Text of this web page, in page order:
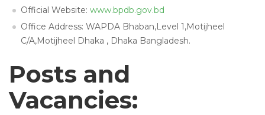
Official Website: www.bpdb.gov.bd
Office Address: WAPDA Bhaban,Level 1,Motijheel
C/A,Motijheel Dhaka , Dhaka Bangladesh.
Posts and
Vacancies: